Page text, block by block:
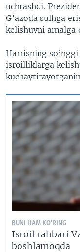
uchrashdi.
G’azoda sulhga
kelishuvni amalga
Harrisning
isroilliklarga
BUNI HAM KO'RING
Isroil rahbari
boshlamoqda